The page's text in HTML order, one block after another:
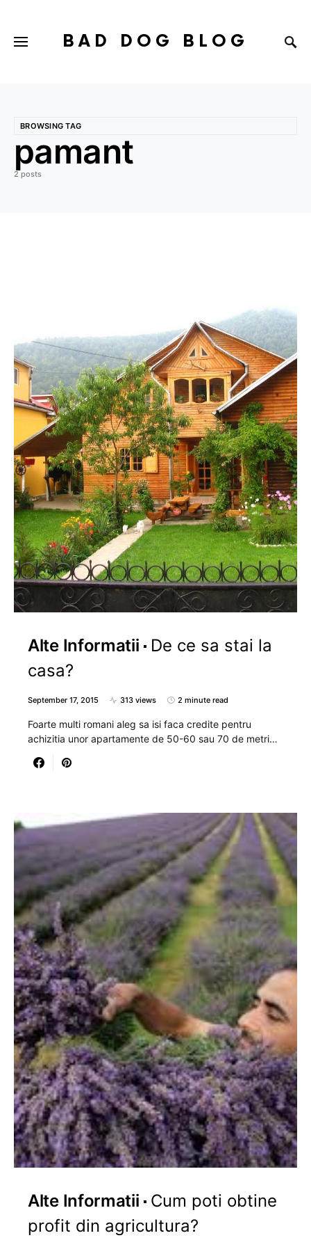
BAD DOG BLOG
BROWSING TAG
pamant
2 posts
Alte Informatii
De ce sa stai la
casa?
September 17, 2015 313 views 2 minute read
Foarte multi romani aleg sa isi faca credite pentru
achizitia unor apartamente de 50-60 sau 70 de metri…
Alte Informatii
Cum poti obtine
profit din agricultura?